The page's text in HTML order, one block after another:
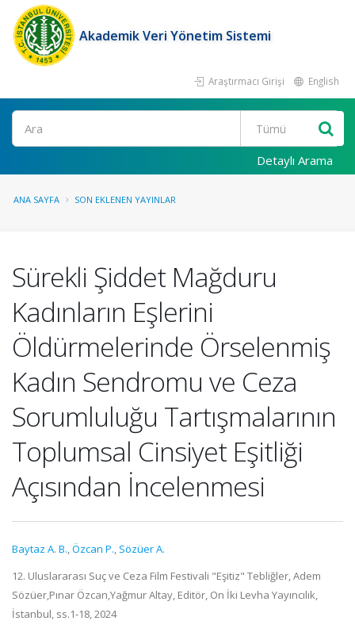
Akademik Veri Yönetim Sistemi
Araştırmacı Girişi English
Ara
Detaylı Arama
ANA SAYFA SON EKLENEN YAYINLAR
Sürekli Şiddet Mağduru
Kadınların Eşlerini
Öldürmelerinde Örselenmiş
Kadın Sendromu ve Ceza
Sorumluluğu Tartışmalarının
Toplumsal Cinsiyet Eşitliği
Açısından İncelenmesi
Baytaz A. B.,Özcan P., Sözüer A.
12. Uluslararası Suç ve Ceza Film Festivali "Eşitiz" Tebliğler, Adem
Sözüer,Pınar Özcan,Yağmur Altay, Editör, On İki Levha Yayıncılık,
İstanbul, ss.1-18, 2024